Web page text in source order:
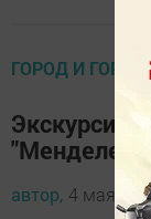
ГОРОД И
Экскурсия
автор, 4 мая